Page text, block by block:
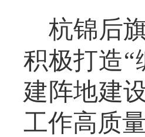
杭锦后
积极打造“
建阵地建
工作高质